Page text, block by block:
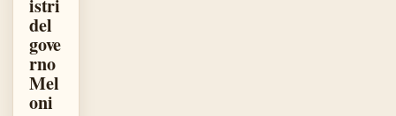
istri
del
gove
rno
Mel
oni